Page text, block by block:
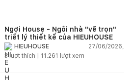
Ngơi House - Ngôi nhà "vẽ trọn"
triết lý thiết kế của HIEUHOUSE
HIEUHOUSE
27/06/2026,
3lượt thích | 11.261 lượt xem